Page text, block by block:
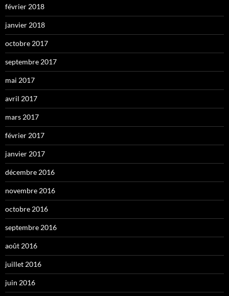
février 2018
janvier 2018
octobre 2017
septembre 2017
mai 2017
avril 2017
mars 2017
février 2017
janvier 2017
décembre 2016
novembre 2016
octobre 2016
septembre 2016
août 2016
juillet 2016
juin 2016